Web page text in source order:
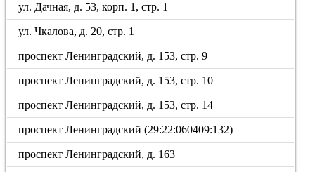
ул. Дачная, д. 53, корп. 1, стр. 1
ул. Чкалова, д. 20, стр. 1
проспект Ленинградский, д. 153, стр. 9
проспект Ленинградский, д. 153, стр. 10
проспект Ленинградский, д. 153, стр. 14
проспект Ленинградский (29:22:060409:132)
проспект Ленинградский, д. 163